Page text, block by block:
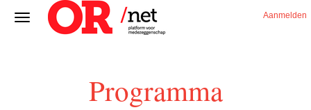
Aanmelden
Programma